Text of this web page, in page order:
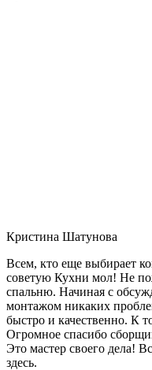
Кристина Шатунова
Всем, кто еще выбирает
советую Кухни мол! Не
спальню. Начиная с
монтажом никаких
быстро и качественно. К
Огромное спасибо
Это мастер своего дела!
здесь.